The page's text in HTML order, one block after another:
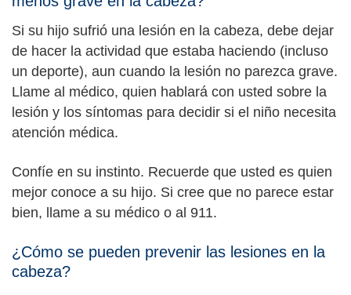
Si su hijo sufrió una lesión en la cabeza, debe dejar
de hacer la actividad que estaba haciendo (incluso
un deporte), aun cuando la lesión no parezca grave.
Llame al médico, quien hablará con usted sobre la
lesión y los síntomas para decidir si el niño necesita
atención médica.
Confíe en su instinto. Recuerde que usted es quien
mejor conoce a su hijo. Si cree que no parece estar
bien, llame a su médico o al 911.
¿Cómo se pueden prevenir las lesiones en la
cabeza?